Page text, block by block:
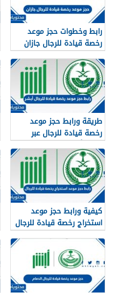
رابط وخطوات حجز موعد
رخصة قيادة للرجال جازان
1448
طريقة ورابط حجز موعد
رخصة قيادة للرجال عبر
منصة أبشر absher.sa
كيفية ورابط حجز موعد
استخراج رخصة قيادة للرجال
عبر ابشر 1445